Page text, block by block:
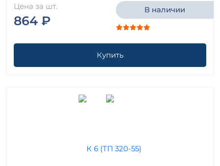
Цена за шт.
864 ₽
В наличии
Купить